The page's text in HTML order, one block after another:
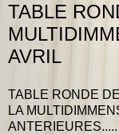
TABLE
AVRIL
TABLE RONDE
LA
ANTERIEURES.....